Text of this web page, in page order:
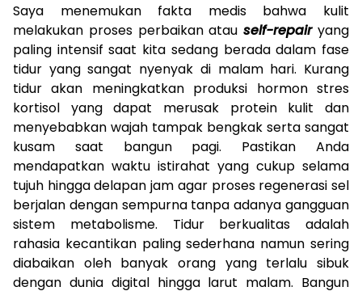
Saya menemukan fakta medis bahwa kulit
melakukan proses perbaikan atauself-repairyang
paling intensif saat kita sedang berada dalam fase
tidur yang sangat nyenyak di malam hari. Kurang
tidur akan meningkatkan produksi hormon stres
kortisol yang dapat merusak protein kulit dan
menyebabkan wajah tampak bengkak serta sangat
kusam saat bangun pagi. Pastikan Anda
mendapatkan waktu istirahat yang cukup selama
tujuh hingga delapan jam agar proses regenerasi sel
berjalan dengan sempurna tanpa adanya gangguan
sistem metabolisme. Tidur berkualitas adalah
rahasia kecantikan paling sederhana namun sering
diabaikan oleh banyak orang yang terlalu sibuk
dengan dunia digital hingga larut malam. Bangun